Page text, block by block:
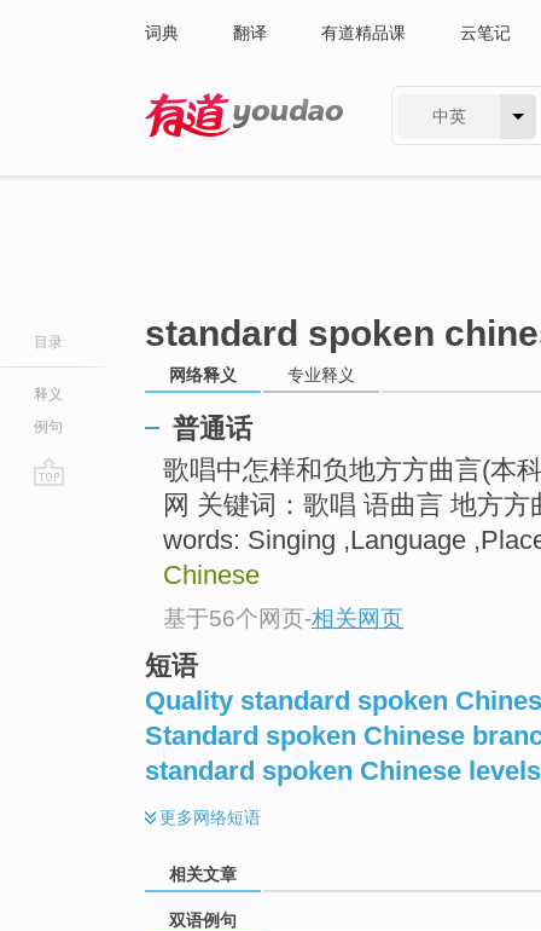
词典 翻译 有道精品课 云笔记
中英
目录
释义
例句
standard spoken
网络释义 专业释义
普通话
歌唱中怎样和负地方方曲言(本
网 关键词：歌唱 语曲言 地方
words: Singing ,Language
Chinese
基于56个网页-相关网页
短语
Quality standard spoken
Standard spoken Chinese
standard spoken Chinese levels
更多网络短语
相关文章
双语例句